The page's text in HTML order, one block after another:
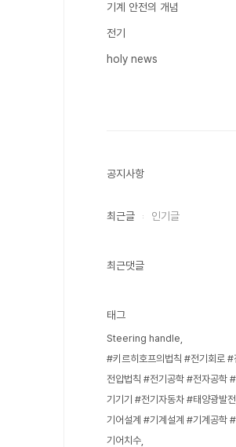
기계 안전의 개념
전기
holy news
공지사항
최근글 인기글
최근댓글
태그
Steering handle
#키르히호프의법칙 #전기회로
전압법칙 #전기공학 #전자공학
기기기 #전기자동차 #태양광발전
기어설계 #기계설계 #기계공학
기어치수